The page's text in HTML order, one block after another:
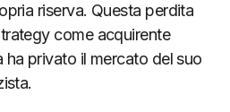
riserva. Questa perdita
come acquirente
ha privato il mercato del suo